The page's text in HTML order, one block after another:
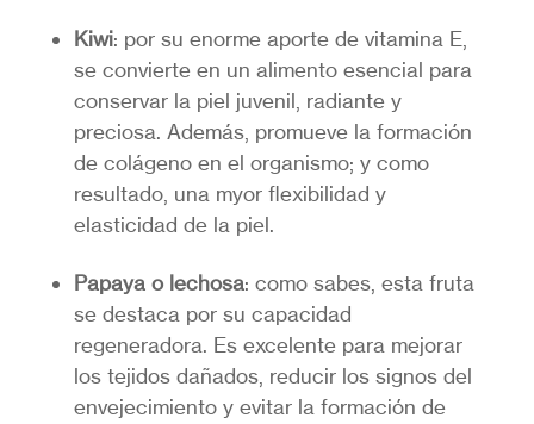
Kiwi: por su enorme aporte de vitamina E,
se convierte en un alimento esencial para
conservar la piel juvenil, radiante y
preciosa. Además, promueve la formación
de colágeno en el organismo; y como
resultado, una myor flexibilidad y
elasticidad de la piel.
Papaya o lechosa: como sabes, esta fruta
se destaca por su capacidad
regeneradora. Es excelente para mejorar
los tejidos dañados, reducir los signos del
envejecimiento y evitar la formación de